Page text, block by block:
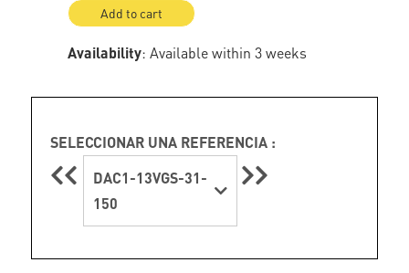
Add to cart
Availability: Available within 3 weeks
SELECCIONAR UNA REFERENCIA :
DAC1-13VGS-31-
150